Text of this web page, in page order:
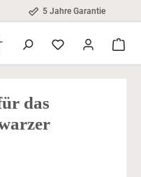
5 Jahre Garantie
Werkzeugleiste anzeigen
das